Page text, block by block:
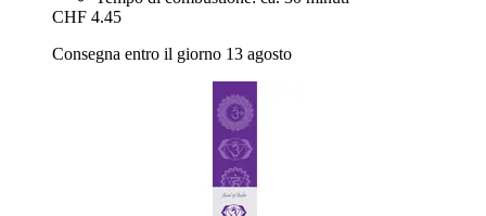
CHF 4.45
Consegna entro il giorno 13 agosto